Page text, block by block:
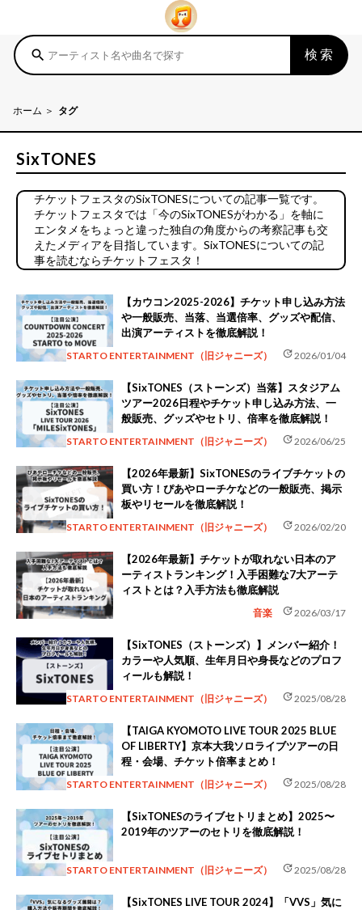
search 検索
ホーム タグ
SixTONES
チケットフェスタのSixTONESについての記事一覧です。
チケットフェスタでは「今のSixTONESがわかる」を軸に
エンタメをちょっと違った独自の角度からの考察記事も交
えたメディアを目指しています。SixTONESについての記
事を読むならチケットフェスタ！
【カウコン2025-2026】チケット申し込み方法
や一般販売、当落、当選倍率、グッズや配信、
出演アーティストを徹底解説！
STARTO ENTERTAINMENT（旧ジャニーズ） update2026/01/04
【SixTONES（ストーンズ）当落】スタジアム
ツアー2026日程やチケット申し込み方法、一
般販売、グッズやセトリ、倍率を徹底解説！
STARTO ENTERTAINMENT（旧ジャニーズ） update2026/06/25
【2026年最新】SixTONESのライブチケットの
買い方！ぴあやローチケなどの一般販売、掲示
板やリセールを徹底解説！
STARTO ENTERTAINMENT（旧ジャニーズ） update2026/02/20
【2026年最新】チケットが取れない日本のア
ーティストランキング！入手困難な7大アーテ
ィストとは？入手方法も徹底解説
音楽 update2026/03/17
【SixTONES（ストーンズ）】メンバー紹介！
カラーや人気順、生年月日や身長などのプロフ
ィールも解説！
STARTO ENTERTAINMENT（旧ジャニーズ） update2025/08/28
【TAIGA KYOMOTO LIVE TOUR 2025 BLUE
OF LIBERTY】京本大我ソロライブツアーの日
程・会場、チケット倍率まとめ！
STARTO ENTERTAINMENT（旧ジャニーズ） update2025/08/28
【SixTONESのライブセトリまとめ】2025〜
2019年のツアーのセトリを徹底解説！
STARTO ENTERTAINMENT（旧ジャニーズ） update2025/08/28
【SixTONES LIVE TOUR 2024】「VVS」気に